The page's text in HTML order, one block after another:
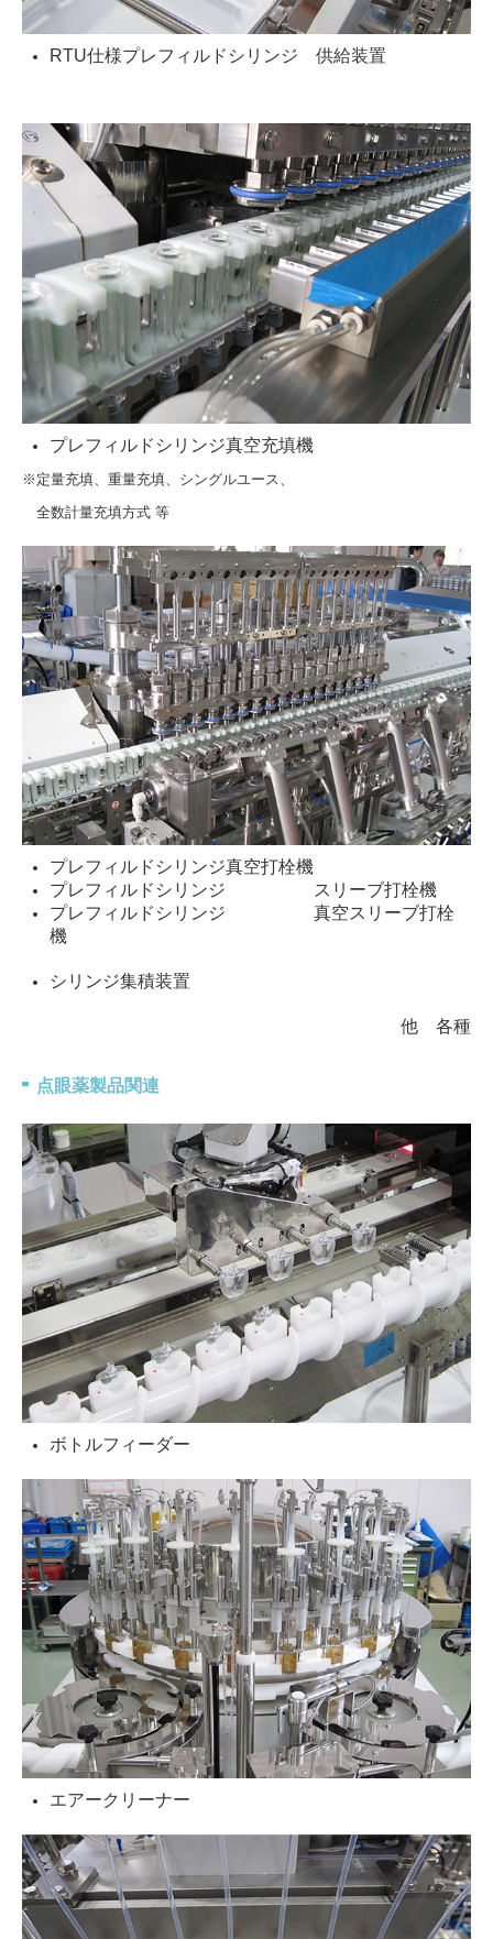
RTU仕様プレフィルドシリンジ 供給装置
プレフィルドシリンジ真空充填機
※定量充填、重量充填、シングルユース、
全数計量充填方式 等
プレフィルドシリンジ真空打栓機
プレフィルドシリンジ スリーブ打栓機
プレフィルドシリンジ 真空スリーブ打栓
機
シリンジ集積装置
他 各種
点眼薬製品関連
ボトルフィーダー
エアークリーナー